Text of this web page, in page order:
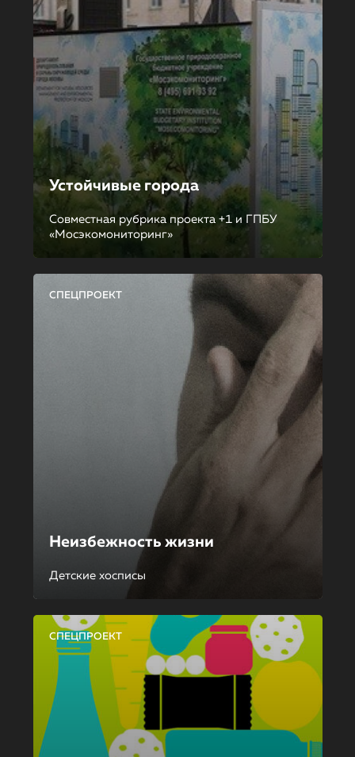
Устойчивые города
Совместная рубрика проекта +1 и ГПБУ
«Мосэкомониторинг»
СПЕЦПРОЕКТ
Неизбежность жизни
Детские хосписы
СПЕЦПРОЕКТ